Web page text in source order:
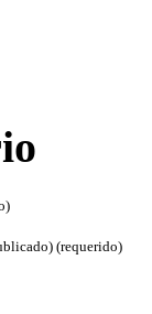
(requerido)